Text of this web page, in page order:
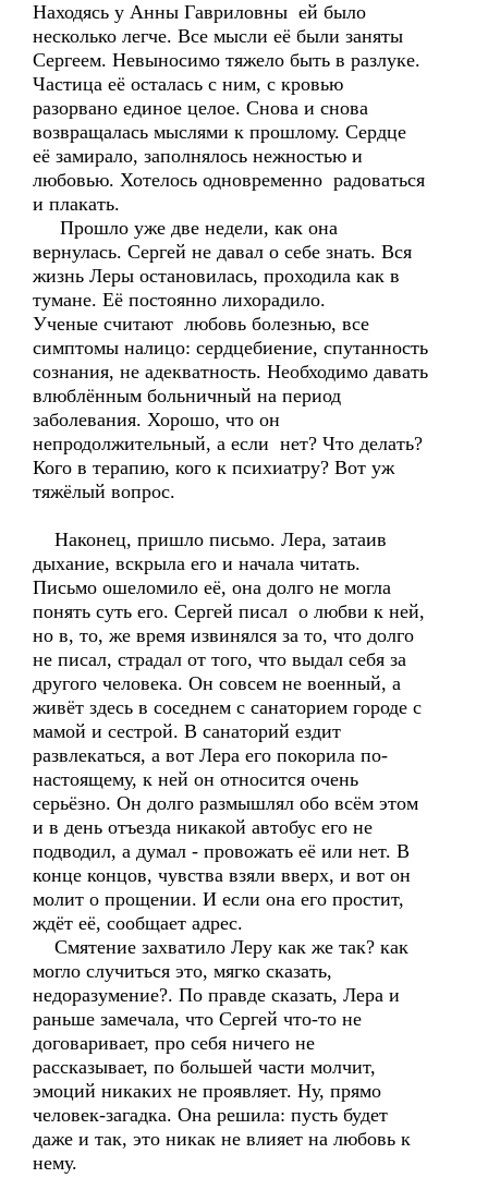
Находясь у Анны Гавриловны ей было
несколько легче. Все мысли её были заняты
Сергеем. Невыносимо тяжело быть в разлуке.
Частица её осталась с ним, с кровью
разорвано единое целое. Снова и снова
возвращалась мыслями к прошлому. Сердце
её замирало, заполнялось нежностью и
любовью. Хотелось одновременно радоваться
и плакать.
Прошло уже две недели, как она
вернулась. Сергей не давал о себе знать. Вся
жизнь Леры остановилась, проходила как в
тумане. Её постоянно лихорадило.
Ученые считают любовь болезнью, все
симптомы налицо: сердцебиение, спутанность
сознания, не адекватность. Необходимо давать
влюблённым больничный на период
заболевания. Хорошо, что он
непродолжительный, а если нет? Что делать?
Кого в терапию, кого к психиатру? Вот уж
тяжёлый вопрос.
Наконец, пришло письмо. Лера, затаив
дыхание, вскрыла его и начала читать.
Письмо ошеломило её, она долго не могла
понять суть его. Сергей писал о любви к ней,
но в, то, же время извинялся за то, что долго
не писал, страдал от того, что выдал себя за
другого человека. Он совсем не военный, а
живёт здесь в соседнем с санаторием городе с
мамой и сестрой. В санаторий ездит
развлекаться, а вот Лера его покорила по-
настоящему, к ней он относится очень
серьёзно. Он долго размышлял обо всём этом
и в день отъезда никакой автобус его не
подводил, а думал - провожать её или нет. В
конце концов, чувства взяли вверх, и вот он
молит о прощении. И если она его простит,
ждёт её, сообщает адрес.
Смятение захватило Леру как же так? как
могло случиться это, мягко сказать,
недоразумение?. По правде сказать, Лера и
раньше замечала, что Сергей что-то не
договаривает, про себя ничего не
рассказывает, по большей части молчит,
эмоций никаких не проявляет. Ну, прямо
человек-загадка. Она решила: пусть будет
даже и так, это никак не влияет на любовь к
нему.